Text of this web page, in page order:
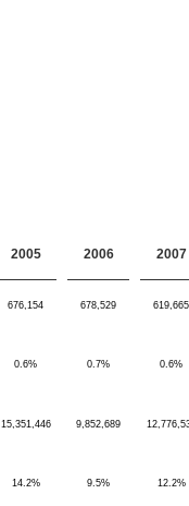
2005 2006 2007
676,154 678,529 619,665
0.6% 0.7% 0.6%
15,351,446 9,852,689
14.2% 9.5% 12.2%